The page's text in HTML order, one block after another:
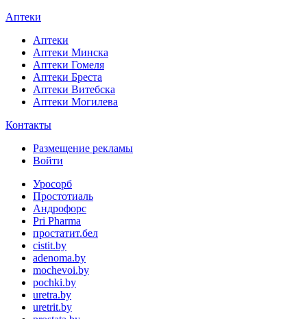
Аптеки
Аптеки
Аптеки Минска
Аптеки Гомеля
Аптеки Бреста
Аптеки Витебска
Аптеки Могилева
Контакты
Размещение рекламы
Войти
Уросорб
Простотиаль
Андрофорс
Pri Pharma
простатит.бел
cistit.by
adenoma.by
mochevoi.by
pochki.by
uretra.by
uretrit.by